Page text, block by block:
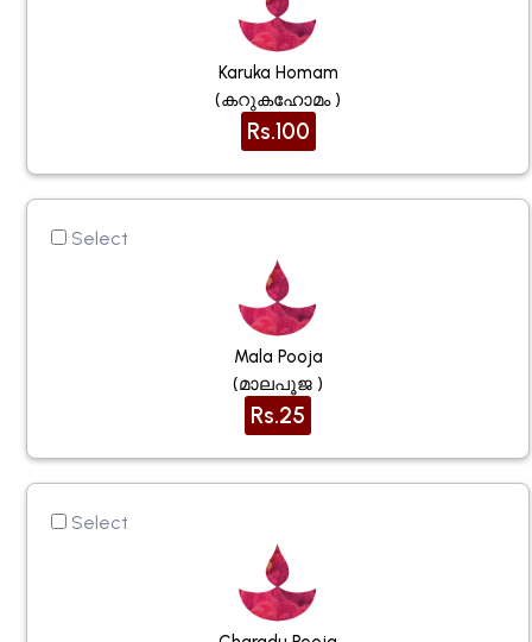
Karuka Homam
(കറുകഹോമം )
Rs.100
Select
Mala Pooja
(മാലപൂജ )
Rs.25
Select